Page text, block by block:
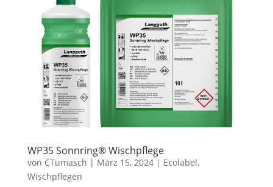
WP35 Sonnring® Wischpflege
von CTumasch | März 15, 2024| Ecolabel,
Wischpflegen